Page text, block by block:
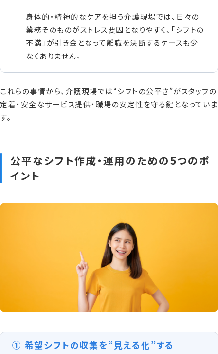
身体的・精神的なケアを担う介護現場では、日々の
業務そのものがストレス要因となりやすく、「シフトの
不満」が引き金となって離職を決断するケースも少
なくありません。
これらの事情から、介護現場では“シフトの公平さ”がスタッフの
定着・安全なサービス提供・職場の安定性を守る鍵となっていま
す。
公平なシフト作成・運用のための5つのポ
イント
① 希望シフトの収集を“見える化”する